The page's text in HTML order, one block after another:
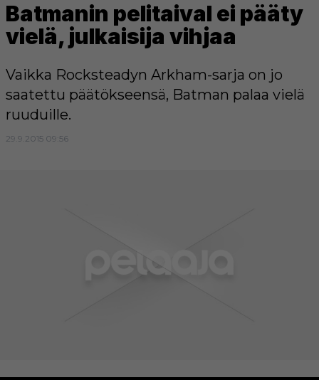
Batmanin pelitaival ei pääty
vielä, julkaisija vihjaa
Vaikka Rocksteadyn Arkham-sarja on jo
saatettu päätökseensä, Batman palaa vielä
ruuduille.
29.9.2015 09:56